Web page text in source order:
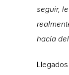
seguir,
hacía